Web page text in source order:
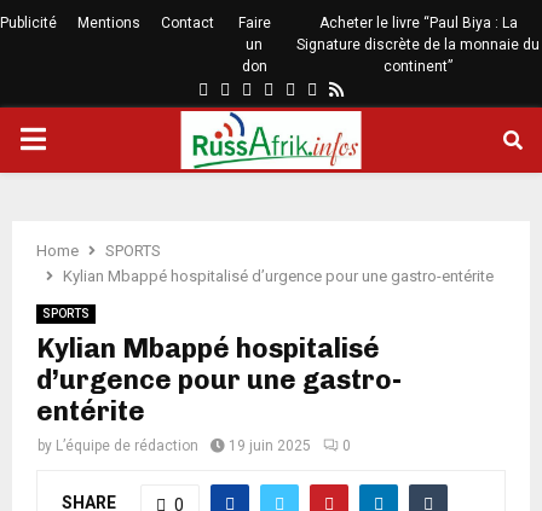
Publicité Mentions Contact
Faire
un
don
Acheter le livre “Paul Biya : La
Signature discrète de la monnaie du
continent”
Home
SPORTS
Kylian Mbappé hospitalisé d’urgence pour une gastro-entérite
SPORTS
Kylian Mbappé hospitalisé
d’urgence pour une gastro-
entérite
by L’équipe de rédaction 19 juin 2025 0
SHARE 0